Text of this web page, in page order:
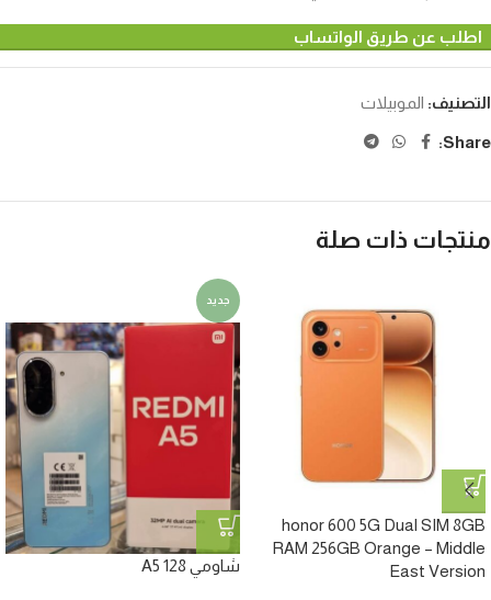
اطلب عن طريق الواتساب
التصنيف: الموبيلات
Share:
منتجات ذات صلة
honor 600 5G Dual SIM 8GB
RAM 256GB Orange – Middle
East Version
جديد
شاومي A5 128